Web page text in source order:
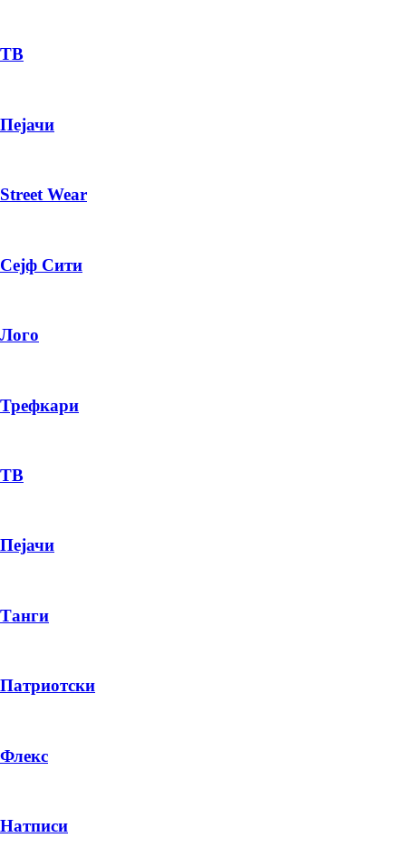
ПЛАТИ ПРИ ДОСТАВА ВО КЕШ
ТВ
Пејачи
Street Wear
Сејф Сити
Лого
Трефкари
ТВ
Пејачи
Танги
Патриотски
Флекс
Натписи